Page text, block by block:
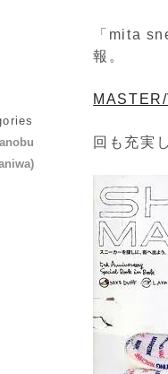
「mita
年2
回も充実